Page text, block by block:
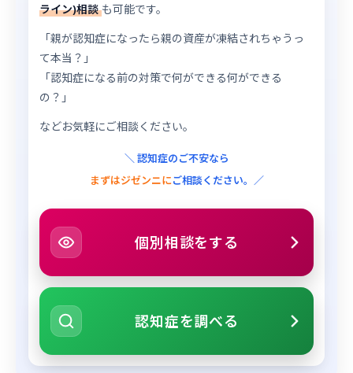
ライン)相談も可能です。
「親が認知症になったら親の資産が凍結されちゃうっ
て本当？」
「認知症になる前の対策で何ができる何ができる
の？」
などお気軽にご相談ください。
＼ 認知症のご不安なら
まずはジゼンニにご相談ください。／
個別相談をする
認知症を調べる